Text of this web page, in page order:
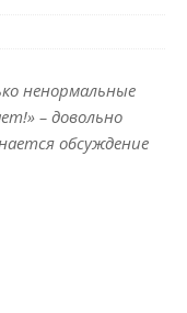
ненормальные
– довольно
обсуждение